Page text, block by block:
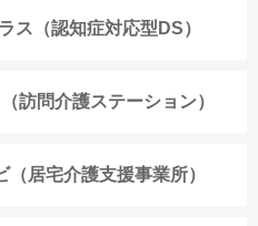
ス（認知症対応型DS）
訪問介護ステーション）
居宅介護支援事業所）